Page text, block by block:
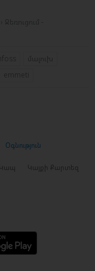
Օգնություն
Կայքի Քարտեզ